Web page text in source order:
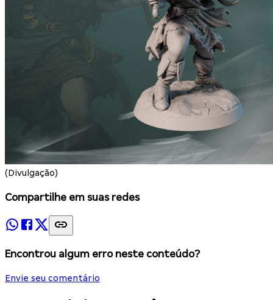
(Divulgação)
Compartilhe em suas redes
Encontrou algum erro neste conteúdo?
Envie seu comentário